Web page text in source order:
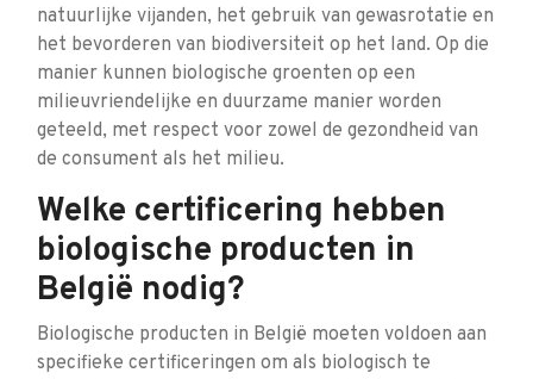
natuurlijke vijanden, het gebruik van gewasrotatie en
het bevorderen van biodiversiteit op het land. Op die
manier kunnen biologische groenten op een
milieuvriendelijke en duurzame manier worden
geteeld, met respect voor zowel de gezondheid van
de consument als het milieu.
Welke certificering hebben
biologische producten in
België nodig?
Biologische producten in België moeten voldoen aan
specifieke certificeringen om als biologisch te